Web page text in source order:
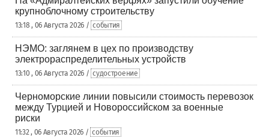
крупноблочному строительству
13:18 , 06 Августа 2026 / события
НЭМО: заглянем в цех по производству
электрораспределительных устройств
13:10 , 06 Августа 2026 / судостроение
Черноморские линии повысили стоимость перевозок
между Турцией и Новороссийском за военные
риски
11:32 , 06 Августа 2026 / события